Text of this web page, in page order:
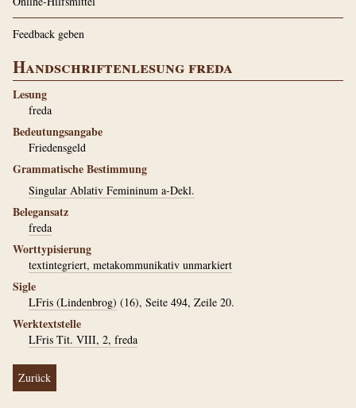
Feedback geben
Handschriftenlesung freda
Lesung
freda
Bedeutungsangabe
Friedensgeld
Grammatische Bestimmung
Singular Ablativ Femininum a-Dekl.
Belegansatz
freda
Worttypisierung
textintegriert, metakommunikativ unmarkiert
Sigle
LFris (Lindenbrog) (16), Seite 494, Zeile 20.
Werktextstelle
LFris Tit. VIII, 2, freda
Zurück